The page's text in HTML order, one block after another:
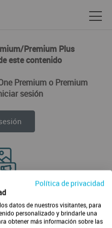
Premium Plus
este contenido
Premium o Premium
sesión
de forma ilimitada
Política de privacidad
datos de nuestros visitantes, para
personalizado y brindarle una
obtener más información sobre las